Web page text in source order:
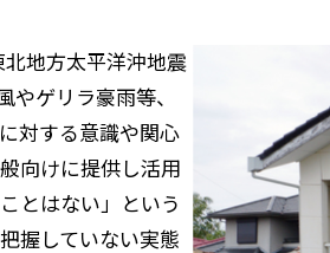
北地方太平洋沖地震
やゲリラ豪雨等、
対する意識や関心
向けに提供し活用
とはない」という
握していない実態